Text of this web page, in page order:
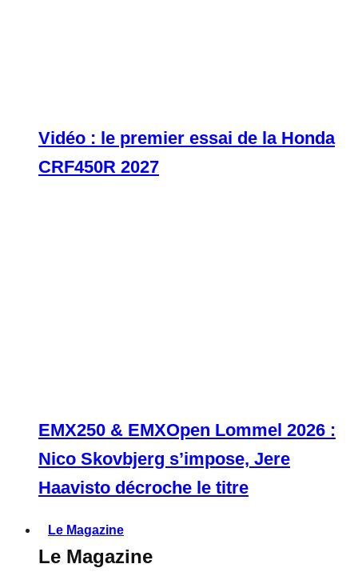
Vidéo : le premier essai de la Honda
CRF450R 2027
EMX250 & EMXOpen Lommel 2026 :
Nico Skovbjerg s’impose, Jere
Haavisto décroche le titre
Le Magazine
Le Magazine